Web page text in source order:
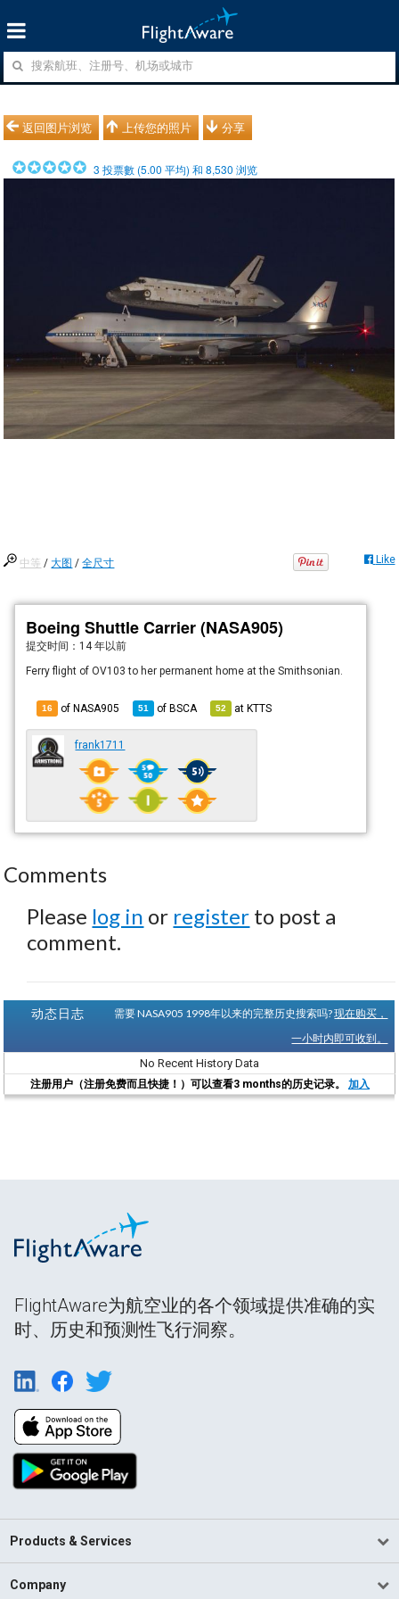
返回图片浏览 上传您的照片 分享
3 投票數 (5.00 平均) 和8,530 浏览
中等 /大图 /全尺寸 Like
Boeing Shuttle Carrier (NASA905)
提交时间： 14 年以前
Ferry flight of OV103 to her permanent home at the Smithsonian.
16 of NASA905 51 ofBSCA 52 atKTTS
frank1711
Comments
Please log in or register to post a
comment.
动态日志 需要 NASA905 1998年以来的完整历史搜索吗?现在购买，
一小时内即可收到。
No Recent History Data
注册用户（注册免费而且快捷！）可以查看3 months的历史记录。 加入
FlightAware为航空业的各个领域提供准确的实
时、历史和预测性飞行洞察。
Products & Services
Company